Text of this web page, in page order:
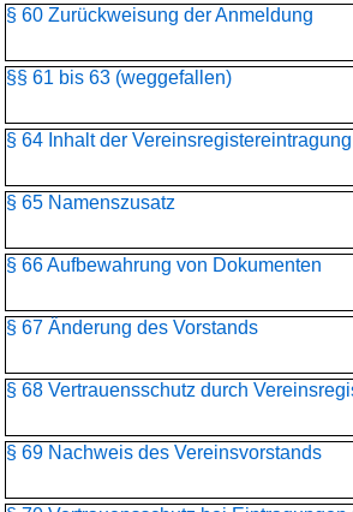
§ 60 Zurückweisung der Anmeldung
§§ 61 bis 63 (weggefallen)
§ 64 Inhalt der Vereinsregistereintragung
§ 65 Namenszusatz
§ 66 Aufbewahrung von Dokumenten
§ 67 Änderung des Vorstands
§ 68 Vertrauensschutz durch
§ 69 Nachweis des Vereinsvorstands